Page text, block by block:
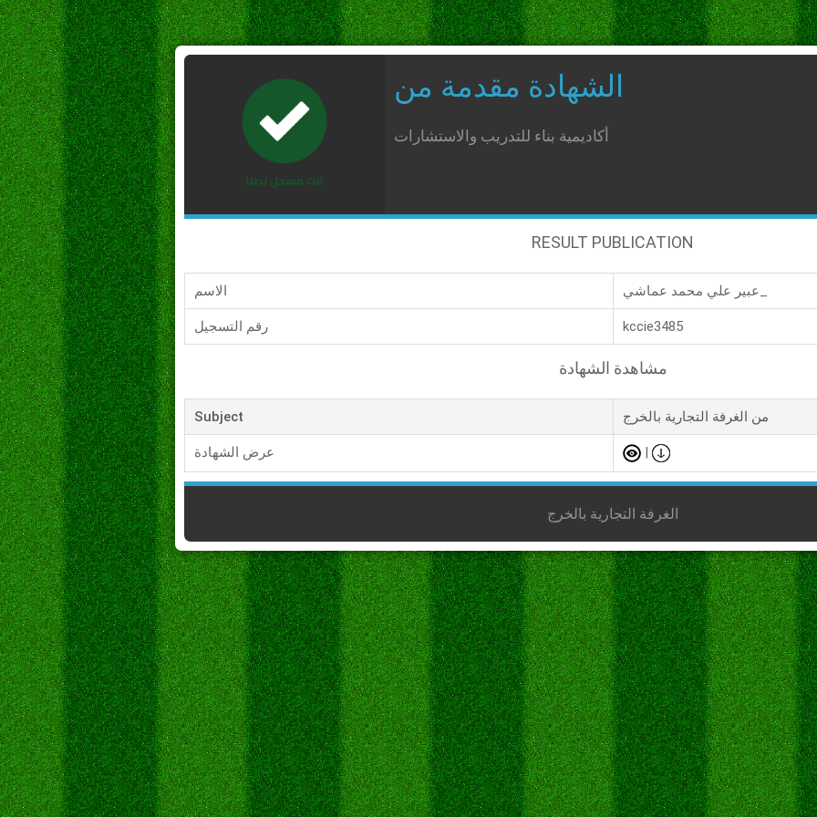
الشهادة مقدمة من
أكاديمية بناء للتدريب والاستشارات
RESULT PUBLICATION
الاسم
رقم التسجيل kccie3485
مشاهدة الشهادة
Subject من الغرفة التجارية بالخرج
عرض الشهادة |
الغرفة التجارية بالخرج